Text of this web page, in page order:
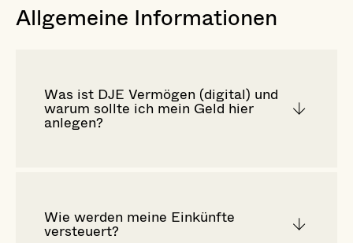
Allgemeine Informationen
Was ist DJE Vermögen (digital) und
warum sollte ich mein Geld hier
anlegen?
Wie werden meine Einkünfte
versteuert?